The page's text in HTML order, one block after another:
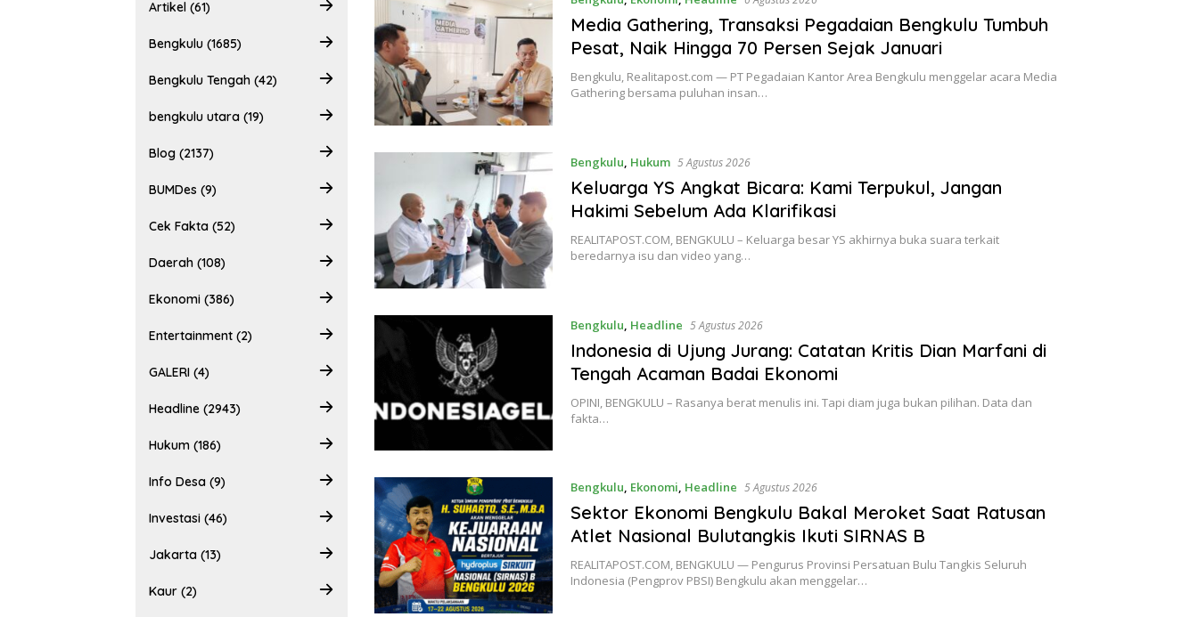
Artikel (61)
Bengkulu (1685)
Bengkulu Tengah (42)
bengkulu utara (19)
Blog (2137)
BUMDes (9)
Cek Fakta (52)
Daerah (108)
Ekonomi (386)
Entertainment (2)
GALERI (4)
Headline (2943)
Hukum (186)
Info Desa (9)
Investasi (46)
Jakarta (13)
Kaur (2)
Media Gathering, Transaksi Pegadaian Bengkulu Tumbuh
Pesat, Naik Hingga 70 Persen Sejak Januari
Bengkulu, Realitapost.com — PT Pegadaian Kantor Area Bengkulu menggelar acara Media
Gathering bersama puluhan insan…
Bengkulu, Hukum 5 Agustus 2026
Keluarga YS Angkat Bicara: Kami Terpukul, Jangan
Hakimi Sebelum Ada Klarifikasi
REALITAPOST.COM, BENGKULU – Keluarga besar YS akhirnya buka suara terkait
beredarnya isu dan video yang…
Bengkulu Headline 5 Agustus 2026
Indonesia di Ujung Jurang: Catatan Kritis Dian Marfani di
Tengah Acaman Badai Ekonomi
OPINI, BENGKULU – Rasanya berat menulis ini. Tapi diam juga bukan pilihan. Data dan
fakta…
Bengkulu, Ekonomi, Headline 5 Agustus 2026
Sektor Ekonomi Bengkulu Bakal Meroket Saat Ratusan
Atlet Nasional Bulutangkis Ikuti SIRNAS B
REALITAPOST.COM, BENGKULU — Pengurus Provinsi Persatuan Bulu Tangkis Seluruh
Indonesia (Pengprov PBSI) Bengkulu akan menggelar…